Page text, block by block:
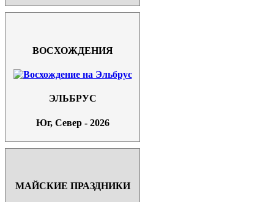
ВОСХОЖДЕНИЯ
ЭЛЬБРУС
Юг, Север - 2026
МАЙСКИЕ ПРАЗДНИКИ